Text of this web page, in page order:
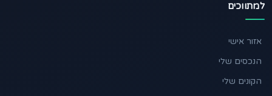
למתווכים
אזור אישי
הנכסים שלי
הקונים שלי